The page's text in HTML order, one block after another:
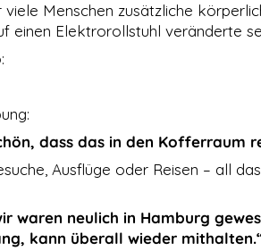
Menschen zusätzliche
einen Elektrorollstuhl veränderte
dass das in den Kofferraum
Ausflüge oder Reisen – all
waren neulich in Hamburg
kann überall wieder